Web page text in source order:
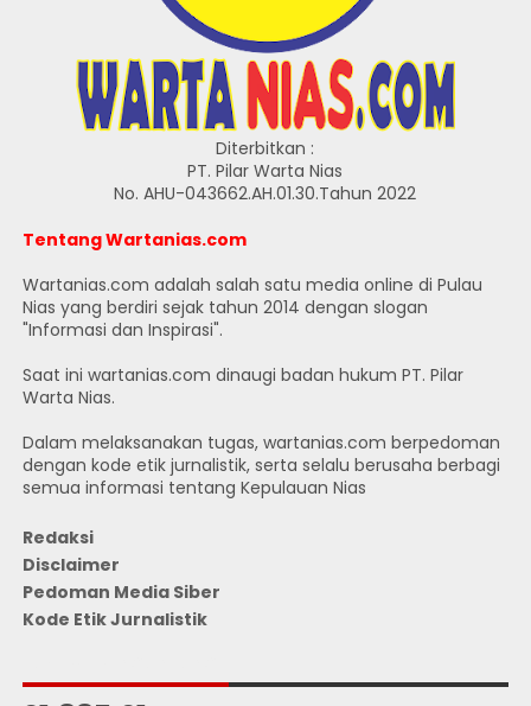
Diterbitkan :
PT. Pilar Warta Nias
No. AHU-043662.AH.01.30.Tahun 2022
Tentang Wartanias.com
Wartanias.com adalah salah satu media online di Pulau
Nias yang berdiri sejak tahun 2014 dengan slogan
"Informasi dan Inspirasi".
Saat ini wartanias.com dinaugi badan hukum PT. Pilar
Warta Nias.
Dalam melaksanakan tugas, wartanias.com berpedoman
dengan kode etik jurnalistik, serta selalu berusaha berbagi
semua informasi tentang Kepulauan Nias
Redaksi
Disclaimer
Pedoman Media Siber
Kode Etik Jurnalistik